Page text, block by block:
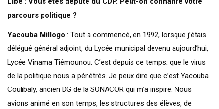
parcours politique ?
Yacouba Millogo : Tout a commencé, en 1992, lorsque j’étais
délégué général adjoint, du Lycée municipal devenu aujourd’hui,
Lycée Vinama Tiémounou. C’est depuis ce temps, que le virus
de la politique nous a pénétrés. Je peux dire que c’est Yacouba
Coulibaly, ancien DG de la SONACOR qui m’a inspiré. Nous
avions animé en son temps, les structures des élèves, de